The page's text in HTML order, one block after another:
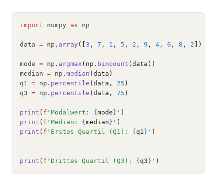
import numpy as np
data = np . array ([ 3 , 7 , 1 , 5 , 2 , 9 , 4 , 6 , 8 , 2 ])
mode = np . argmax (np. bincount (data))
median = np . median (data)
q1 = np . percentile (data, 25 )
q3 = np . percentile (data, 75 )
print ( f 'Modalwert: { mode } ' )
print ( f 'Median: { median } ' )
print ( f 'Erstes Quartil (Q1): { q1 } ' )
print ( f 'Drittes Quartil (Q3): { q3 } ' )